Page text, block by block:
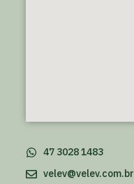
47 3028 1483
velev@velev.com.br